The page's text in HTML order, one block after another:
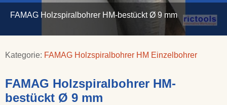
FAMAG Holzspiralbohrer HM-bestückt Ø 9 mm
Kategorie: FAMAG Holzspiralbohrer HM Einzelbohrer
FAMAG Holzspiralbohrer HM-
bestückt Ø 9 mm